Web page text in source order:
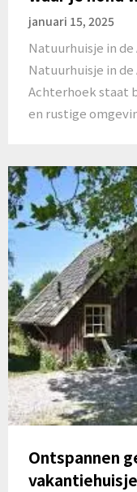
januari 15, 2025
Natuurhuisje in
Natuurhuisje in
Achterhoek staat
en rustige
Ontspannen